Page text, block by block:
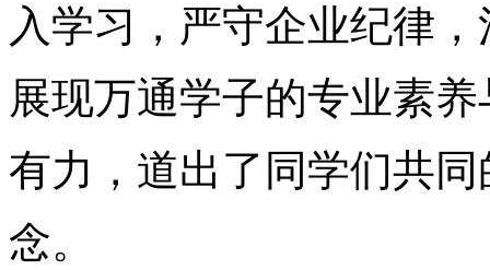
入学习，严守企业纪律
展现万通学子的专业素
有力，道出了同学们共
念。